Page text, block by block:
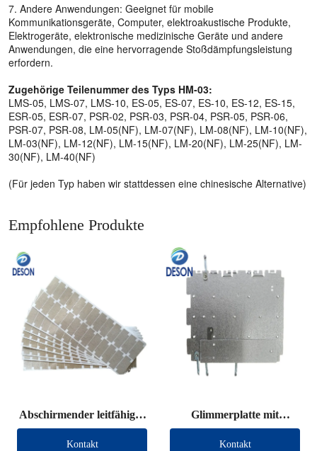
7. Andere Anwendungen: Geeignet für mobile
Kommunikationsgeräte, Computer, elektroakustische Produkte,
Elektrogeräte, elektronische medizinische Geräte und andere
Anwendungen, die eine hervorragende Stoßdämpfungsleistung
erfordern.
Zugehörige Teilenummer des Typs HM-03:
LMS-05, LMS-07, LMS-10, ES-05, ES-07, ES-10, ES-12, ES-15,
ESR-05, ESR-07, PSR-02, PSR-03, PSR-04, PSR-05, PSR-06,
PSR-07, PSR-08, LM-05(NF), LM-07(NF), LM-08(NF), LM-10(NF),
LM-03(NF), LM-12(NF), LM-15(NF), LM-20(NF), LM-25(NF), LM-
30(NF), LM-40(NF)
(Für jeden Typ haben wir stattdessen eine chinesische Alternative)
Empfohlene Produkte
Abschirmender leitfähiger
Stoff, gestanzt
Kontakt
Glimmerplatte mit
Anschlussdraht
Kontakt